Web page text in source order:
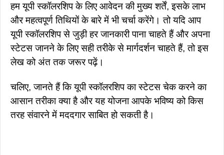
हम यूपी स्कॉलरशिप के लिए आवेदन की मुख्य शर्तें, इसके लाभ
और महत्वपूर्ण तिथियों के बारे में भी चर्चा करेंगे। तो यदि आप
यूपी स्कॉलरशिप से जुड़ी हर जानकारी पाना चाहते हैं और अपना
स्टेटस जानने के लिए सही तरीके से मार्गदर्शन चाहते हैं, तो इस
लेख को अंत तक जरूर पढ़ें।
चलिए, जानते हैं कि यूपी स्कॉलरशिप का स्टेटस चेक करने का
आसान तरीका क्या है और यह योजना आपके भविष्य को किस
तरह संवारने में मददगार साबित हो सकती है।